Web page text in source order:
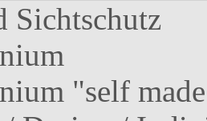
Sichtschutz
"self